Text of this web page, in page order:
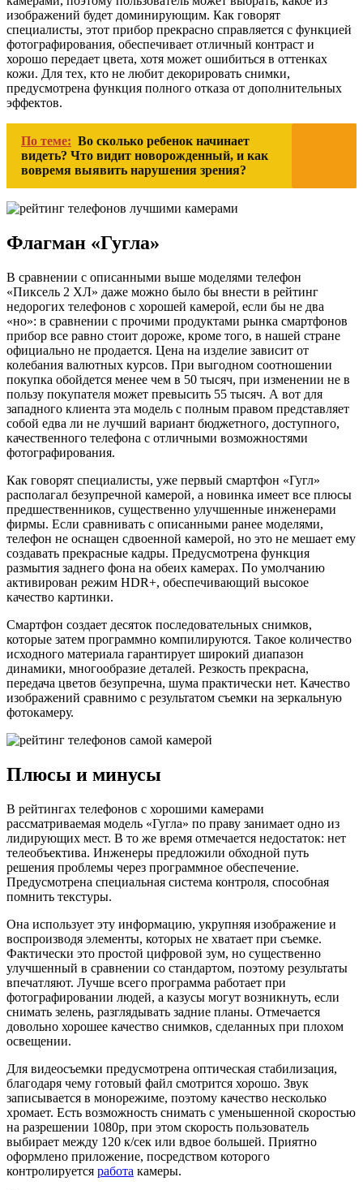
изображений будет доминирующим. Как говорят
специалисты, этот прибор прекрасно справляется с функцией
фотографирования, обеспечивает отличный контраст и
хорошо передает цвета, хотя может ошибиться в оттенках
кожи. Для тех, кто не любит декорировать снимки,
предусмотрена функция полного отказа от дополнительных
эффектов.
По теме: Во сколько ребенок начинает
видеть? Что видит новорожденный, и как
вовремя выявить нарушения зрения?
Флагман «Гугла»
В сравнении с описанными выше моделями телефон
«Пиксель 2 ХЛ» даже можно было бы внести в рейтинг
недорогих телефонов с хорошей камерой, если бы не два
«но»: в сравнении с прочими продуктами рынка смартфонов
прибор все равно стоит дороже, кроме того, в нашей стране
официально не продается. Цена на изделие зависит от
колебания валютных курсов. При выгодном соотношении
покупка обойдется менее чем в 50 тысяч, при изменении не в
пользу покупателя может превысить 55 тысяч. А вот для
западного клиента эта модель с полным правом представляет
собой едва ли не лучший вариант бюджетного, доступного,
качественного телефона с отличными возможностями
фотографирования.
Как говорят специалисты, уже первый смартфон «Гугл»
располагал безупречной камерой, а новинка имеет все плюсы
предшественников, существенно улучшенные инженерами
фирмы. Если сравнивать с описанными ранее моделями,
телефон не оснащен сдвоенной камерой, но это не мешает ему
создавать прекрасные кадры. Предусмотрена функция
размытия заднего фона на обеих камерах. По умолчанию
активирован режим HDR+, обеспечивающий высокое
качество картинки.
Смартфон создает десяток последовательных снимков,
которые затем программно компилируются. Такое количество
исходного материала гарантирует широкий диапазон
динамики, многообразие деталей. Резкость прекрасна,
передача цветов безупречна, шума практически нет. Качество
изображений сравнимо с результатом съемки на зеркальную
фотокамеру.
Плюсы и минусы
В рейтингах телефонов с хорошими камерами
рассматриваемая модель «Гугла» по праву занимает одно из
лидирующих мест. В то же время отмечается недостаток: нет
телеобъектива. Инженеры предложили обходной путь
решения проблемы через программное обеспечение.
Предусмотрена специальная система контроля, способная
помнить текстуры.
Она использует эту информацию, укрупняя изображение и
воспроизводя элементы, которых не хватает при съемке.
Фактически это простой цифровой зум, но существенно
улучшенный в сравнении со стандартом, поэтому результаты
впечатляют. Лучше всего программа работает при
фотографировании людей, а казусы могут возникнуть, если
снимать зелень, разглядывать задние планы. Отмечается
довольно хорошее качество снимков, сделанных при плохом
освещении.
Для видеосъемки предусмотрена оптическая стабилизация,
благодаря чему готовый файл смотрится хорошо. Звук
записывается в монорежиме, поэтому качество несколько
хромает. Есть возможность снимать с уменьшенной скоростью
на разрешении 1080р, при этом скорость пользователь
выбирает между 120 к/сек или вдвое большей. Приятно
оформлено приложение, посредством которого
контролируется работа камеры.